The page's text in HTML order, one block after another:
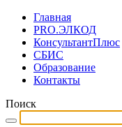
Главная
PRO.ЭЛКОД
КонсультантПлюс
СБИС
Образование
Контакты
Поиск